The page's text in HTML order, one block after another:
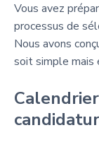
Vous avez
processus de
Nous avons
soit simple mais